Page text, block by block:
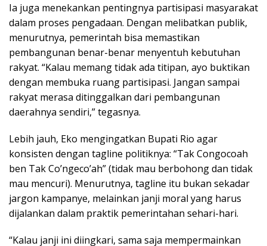
Ia juga menekankan pentingnya partisipasi masyarakat
dalam proses pengadaan. Dengan melibatkan publik,
menurutnya, pemerintah bisa memastikan
pembangunan benar-benar menyentuh kebutuhan
rakyat. “Kalau memang tidak ada titipan, ayo buktikan
dengan membuka ruang partisipasi. Jangan sampai
rakyat merasa ditinggalkan dari pembangunan
daerahnya sendiri,” tegasnya.
Lebih jauh, Eko mengingatkan Bupati Rio agar
konsisten dengan tagline politiknya: “Tak Congocoah
ben Tak Co’ngeco’ah” (tidak mau berbohong dan tidak
mau mencuri). Menurutnya, tagline itu bukan sekadar
jargon kampanye, melainkan janji moral yang harus
dijalankan dalam praktik pemerintahan sehari-hari.
“Kalau janji ini diingkari, sama saja mempermainkan